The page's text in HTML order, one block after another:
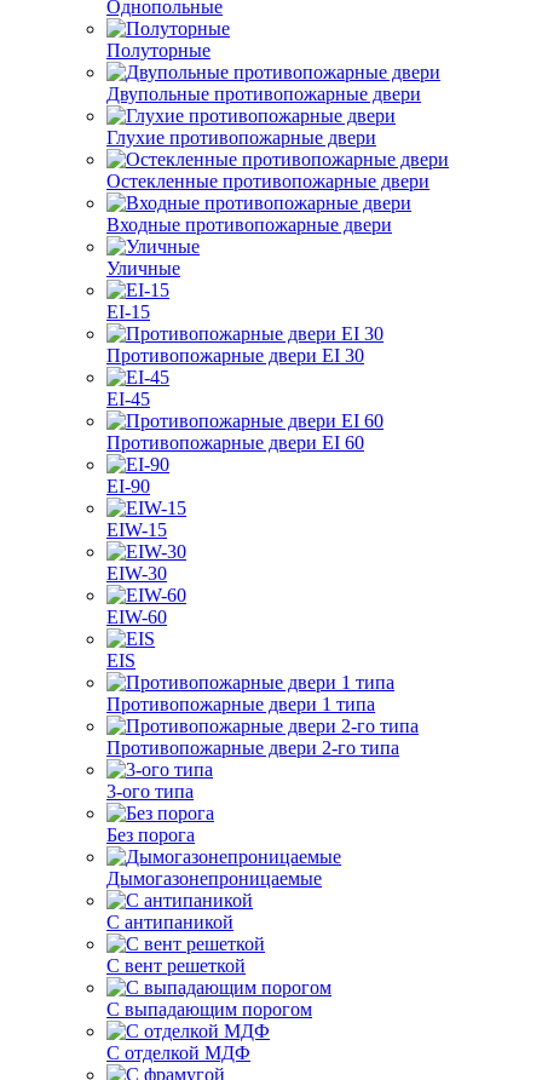
Однопольные
Полуторные
Двупольные противопожарные двери
Глухие противопожарные двери
Остекленные противопожарные двери
Входные противопожарные двери
Уличные
EI-15
Противопожарные двери EI 30
EI-45
Противопожарные двери EI 60
EI-90
EIW-15
EIW-30
EIW-60
EIS
Противопожарные двери 1 типа
Противопожарные двери 2-го типа
3-ого типа
Без порога
Дымогазонепроницаемые
С антипаникой
С вент решеткой
С выпадающим порогом
С отделкой МДФ